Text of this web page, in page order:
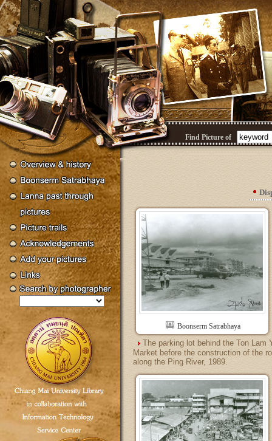
Find Picture of
Boonserm Satrabhaya
The parking lot behind the Ton Lam
Market before the construction of the
along the Ping River, 1989.